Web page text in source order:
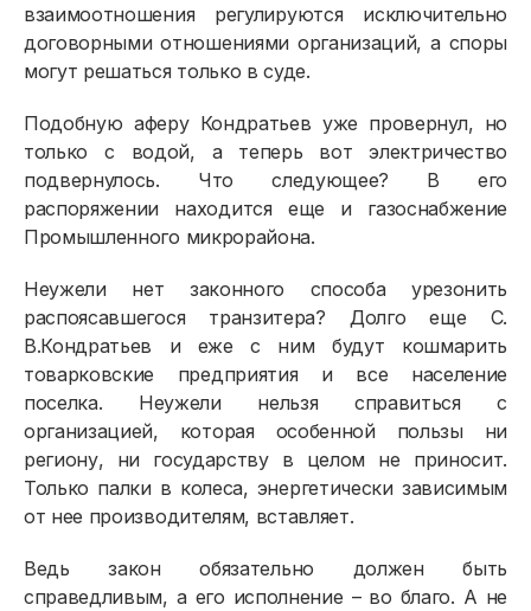
взаимоотношения регулируются исключительно
договорными отношениями организаций, а споры
могут решаться только в суде.
Подобную аферу Кондратьев уже провернул, но
только с водой, а теперь вот электричество
подвернулось. Что следующее? В его
распоряжении находится еще и газоснабжение
Промышленного микрорайона.
Неужели нет законного способа урезонить
распоясавшегося транзитера? Долго еще С.
В.Кондратьев и еже с ним будут кошмарить
товарковские предприятия и все население
поселка. Неужели нельзя справиться с
организацией, которая особенной пользы ни
региону, ни государству в целом не приносит.
Только палки в колеса, энергетически зависимым
от нее производителям, вставляет.
Ведь закон обязательно должен быть
справедливым, а его исполнение – во благо. А не